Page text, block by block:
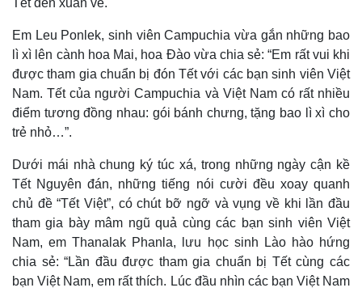
Kinh tế
Thị trường
Em Leu Ponlek, sinh viên Campuchia vừa gắn những bao
lì xì lên cành hoa Mai, hoa Đào vừa chia sẻ: “Em rất vui khi
được tham gia chuẩn bị đón Tết với các bạn sinh viên Việt
Nam. Tết của người Campuchia và Việt Nam có rất nhiều
điểm tương đồng nhau: gói bánh chưng, tặng bao lì xì cho
trẻ nhỏ…”.
Dưới mái nhà chung ký túc xá, trong những ngày cận kề
Tết Nguyên đán, những tiếng nói cười đều xoay quanh
chủ đề “Tết Việt”, có chút bỡ ngỡ và vụng về khi lần đầu
tham gia bày mâm ngũ quả cùng các bạn sinh viên Việt
Nam, em Thanalak Phanla, lưu học sinh Lào hào hứng
chia sẻ: “Lần đầu được tham gia chuẩn bị Tết cùng các
bạn Việt Nam, em rất thích. Lúc đầu nhìn các bạn Việt Nam